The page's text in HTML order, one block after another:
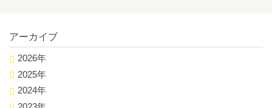
アーカイブ
2026年
2025年
2024年